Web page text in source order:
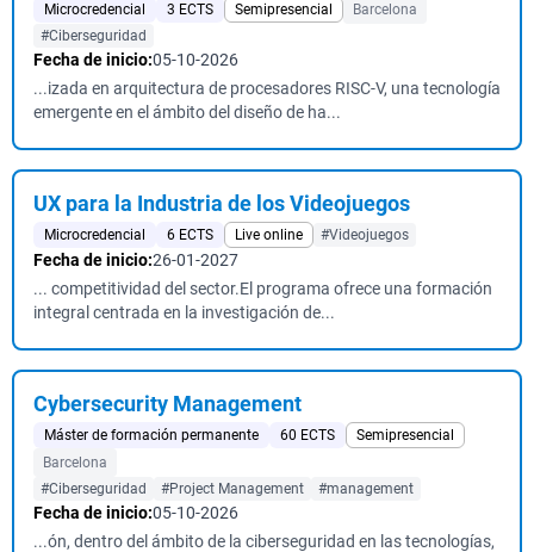
Microcredencial 3 ECTS Semipresencial
Barcelona
#Ciberseguridad
Fecha de inicio:05-10-2026
...izada en arquitectura de procesadores RISC-V, una tecnología
emergente en el ámbito del diseño de ha...
UX para la Industria de los Videojuegos
Microcredencial 6 ECTS Live online #Videojuegos
Fecha de inicio:26-01-2027
... competitividad del sector.El programa ofrece una formación
integral centrada en la investigación de...
Cybersecurity Management
Máster de formación permanente 60 ECTS
Semipresencial
Barcelona
#Ciberseguridad
#Project Management #management
Fecha de inicio:05-10-2026
...ón, dentro del ámbito de la ciberseguridad en las tecnologías,